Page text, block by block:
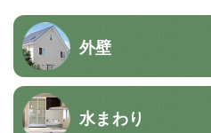
外壁
水まわり